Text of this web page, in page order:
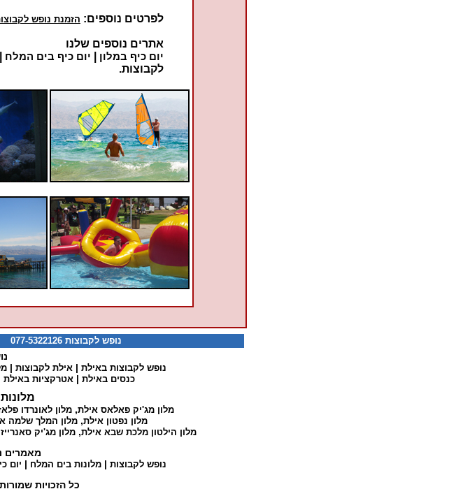
לפרטים נוספים: הזמנת נופש
אתרים נוספים שלנו
יום כיף במלון
יום כיף בים המלח
לקבוצות.
נופש לקבוצות 077-5322126 נופש למשפחות / יחידים 077-5322922
נופש לקבוצות באילת |אילת לקבוצות |
כנסים באילת | אטרקציות באילת
מלון מג'יק פאלאס אילת, מלון לאונרדו
מלון נפטון אילת, מלון המלך שלמה
מלון הילטון מלכת שבא אילת, מלון מג'יק
מאמרים
נופש לקבוצות | מלונות בים המלח | יום
כל הזכויות שמורות 2013